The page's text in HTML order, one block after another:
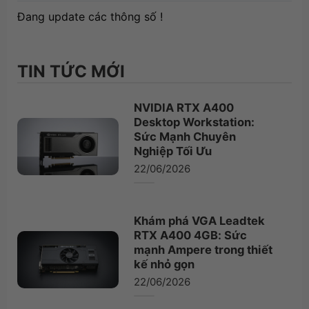
Đang update các thông số !
TIN TỨC MỚI
NVIDIA RTX A400
Desktop Workstation:
Sức Mạnh Chuyên
Nghiệp Tối Ưu
22/06/2026
Khám phá VGA Leadtek
RTX A400 4GB: Sức
mạnh Ampere trong thiết
kế nhỏ gọn
22/06/2026